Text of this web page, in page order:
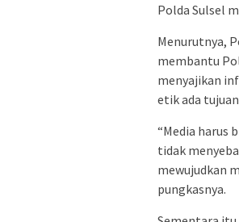
Polda Sulsel
Menurutnya,
membantu
menyajikan
etik ada
“Media harus
tidak
mewujudkan
pungkasnya.